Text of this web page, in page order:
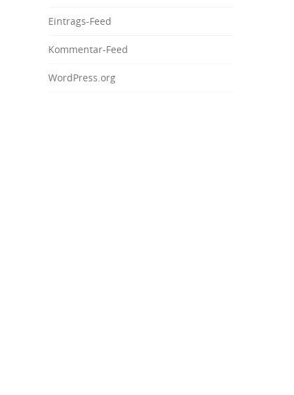
Eintrags-Feed
Kommentar-Feed
WordPress.org